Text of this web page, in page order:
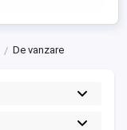
De vanzare